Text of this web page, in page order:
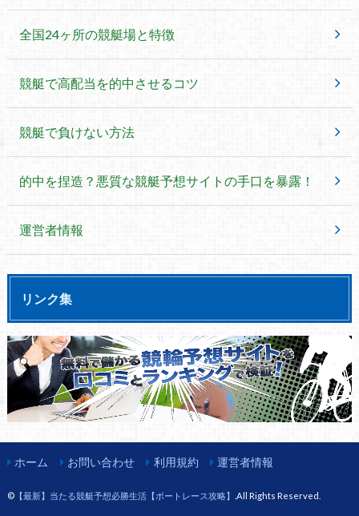
全国24ヶ所の競艇場と特徴
競艇で高配当を的中させるコツ
競艇で負けない方法
的中を捏造？悪質な競艇予想サイトの手口を暴露！
運営者情報
リンク集
ホーム お問い合わせ 利用規約 運営者情報
©【最新】当たる競艇予想必勝生活【ボートレース攻略】 .All Rights Reserved.